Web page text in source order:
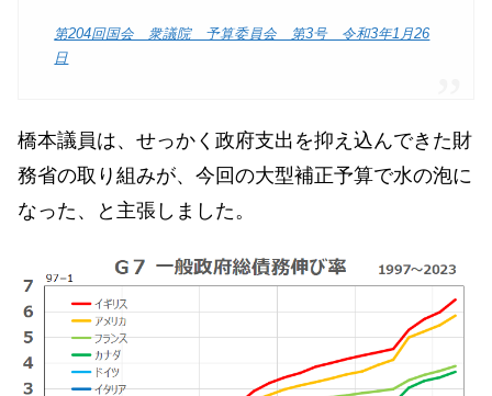
第204回国会 衆議院 予算委員会 第3号 令和3年1月26
日
橋本議員は、せっかく政府支出を抑え込んできた財
務省の取り組みが、今回の大型補正予算で水の泡に
なった、と主張しました。